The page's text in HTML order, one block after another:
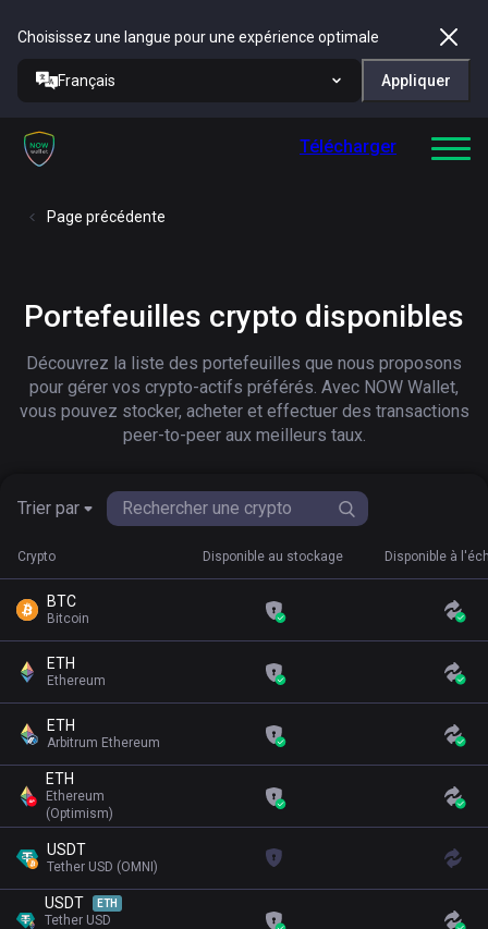
Choisissez une langue pour une expérience optimale
Français Appliquer
Télécharger
Page précédente
Portefeuilles crypto disponibles
Découvrez la liste des portefeuilles que nous proposons
pour gérer vos crypto-actifs préférés. Avec NOW Wallet,
vous pouvez stocker, acheter et effectuer des transactions
peer-to-peer aux meilleurs taux.
Trier par
Crypto
BTC
Bitcoin
ETH
Ethereum
ETH
Arbitrum Ethereum
ETH
Ethereum
(Optimism)
USDT
Tether USD (OMNI)
USDT ETH
Tether USD
Disponible au stockage Disponible à